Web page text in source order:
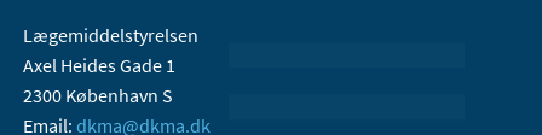
Lægemiddelstyrelsen
Axel Heides Gade 1
2300 København S
Email: dkma@dkma.dk